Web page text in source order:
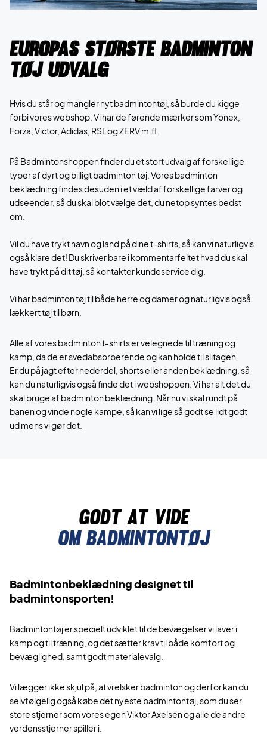
Europas største badminton
tøj udvalg
​​Hvis du står og mangler nyt badmintontøj, så burde du kigge
forbi vores webshop. Vi har de førende mærker som Yonex,
Forza, Victor, Adidas, RSL og ZERV m.fl.
På Badmintonshoppen finder du et stort udvalg af forskellige
typer af dyrt og billigt badminton tøj. Vores badminton
beklædning findes desuden i et væld af forskellige farver og
udseender, så du skal blot vælge det, du netop syntes bedst
om.
Vil du have trykt navn og land på dine t-shirts, så kan vi naturligvis
også klare det! Du skriver bare i kommentarfeltet hvad du skal
have trykt på dit tøj, så kontakter kundeservice dig.
Vi har badminton tøj til både herre og damer og naturligvis også
lækkert tøj til børn.
Alle af vores badminton t-shirts er velegnede til træning og
kamp, da de er svedabsorberende og kan holde til slitagen.
Er du på jagt efter nederdel, shorts eller anden beklædning, så
kan du naturligvis også finde det i webshoppen. Vi har alt det du
skal bruge af badminton beklædning. Når nu vi skal rundt på
banen og vinde nogle kampe, så kan vi lige så godt se lidt godt
ud mens vi gør det.
Godt at vide
Om badmintontøj
Badmintonbeklædning designet til
badmintonsporten!
Badmintontøj er specielt udviklet til de bevægelser vi laver i
kamp og til træning, og det sætter krav til både komfort og
bevæglighed, samt godt materialevalg.
Vi lægger ikke skjul på, at vi elsker badminton og derfor kan du
selvfølgelig også købe det nyeste badmintontøj, som du ser
store stjerner som vores egen Viktor Axelsen og alle de andre
verdensstjerner spiller i.